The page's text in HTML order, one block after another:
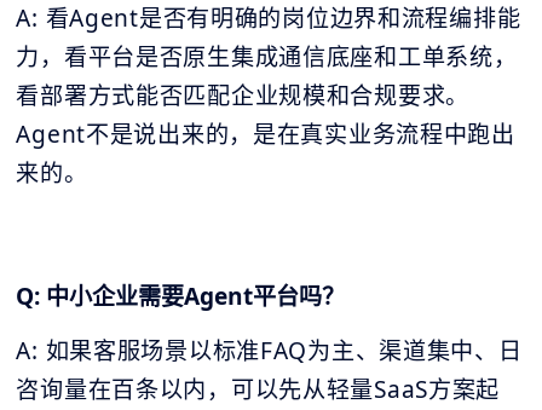
A: 看Agent是否有明确的岗位边界和流程编排能
力，看平台是否原生集成通信底座和工单系统，
看部署方式能否匹配企业规模和合规要求。
Agent不是说出来的，是在真实业务流程中跑出
来的。
Q: 中小企业需要Agent平台吗？
A: 如果客服场景以标准FAQ为主、渠道集中、日
咨询量在百条以内，可以先从轻量SaaS方案起